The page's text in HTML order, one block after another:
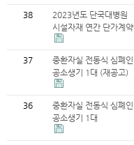
38
2023년도 단국대병원
시설자재 연간 단가계약
37
중환자실 전동식 심폐인
공소생기 1대 (재공고)
36
중환자실 전동식 심폐인
공소생기 1대